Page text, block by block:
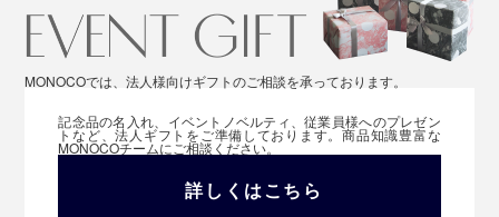
MONOCOでは、法人様向けギフトのご相談を承っております。
記念品の名入れ、イベントノベルティ、従業員様へのプレゼン
トなど、法人ギフトをご準備しております。商品知識豊富な
MONOCOチームにご相談ください。
詳しくはこちら